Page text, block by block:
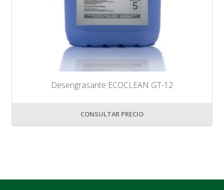
Desengrasante ECOCLEAN GT-12
CONSULTAR PRECIO